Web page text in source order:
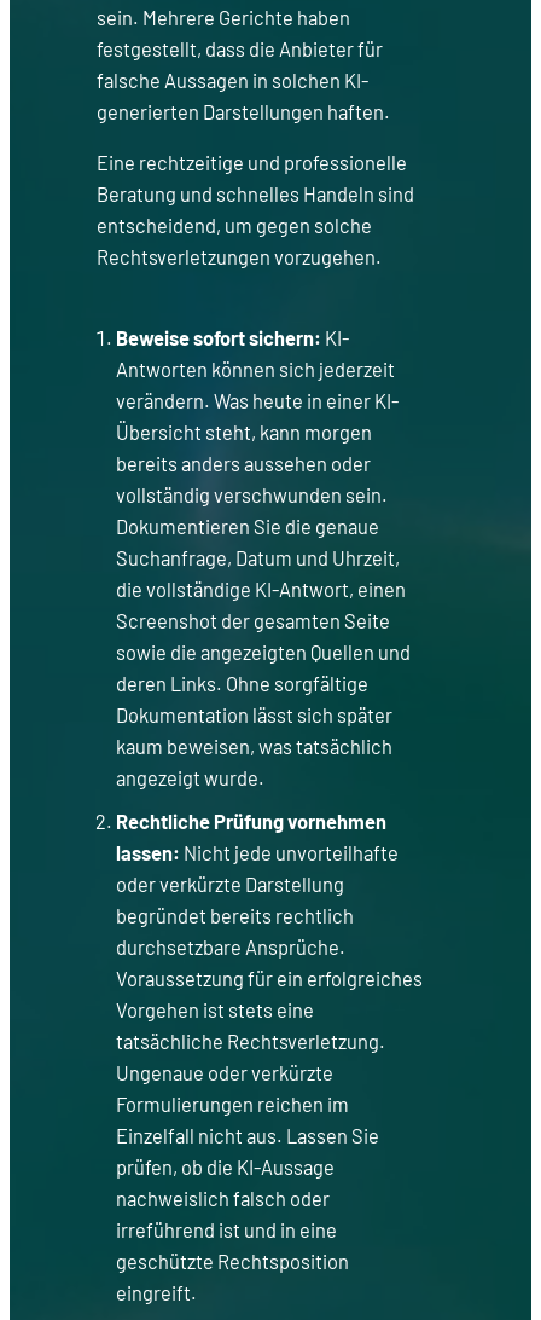
sein. Mehrere Gerichte haben
festgestellt, dass die Anbieter für
falsche Aussagen in solchen KI-
generierten Darstellungen haften.
Eine rechtzeitige und professionelle
Beratung und schnelles Handeln sind
entscheidend, um gegen solche
Rechtsverletzungen vorzugehen.
Beweise sofort sichern: KI-
Antworten können sich jederzeit
verändern. Was heute in einer KI-
Übersicht steht, kann morgen
bereits anders aussehen oder
vollständig verschwunden sein.
Dokumentieren Sie die genaue
Suchanfrage, Datum und Uhrzeit,
die vollständige KI-Antwort, einen
Screenshot der gesamten Seite
sowie die angezeigten Quellen und
deren Links. Ohne sorgfältige
Dokumentation lässt sich später
kaum beweisen, was tatsächlich
angezeigt wurde.
Rechtliche Prüfung vornehmen
lassen: Nicht jede unvorteilhafte
oder verkürzte Darstellung
begründet bereits rechtlich
durchsetzbare Ansprüche.
Voraussetzung für ein erfolgreiches
Vorgehen ist stets eine
tatsächliche Rechtsverletzung.
Ungenaue oder verkürzte
Formulierungen reichen im
Einzelfall nicht aus. Lassen Sie
prüfen, ob die KI-Aussage
nachweislich falsch oder
irreführend ist und in eine
geschützte Rechtsposition
eingreift.